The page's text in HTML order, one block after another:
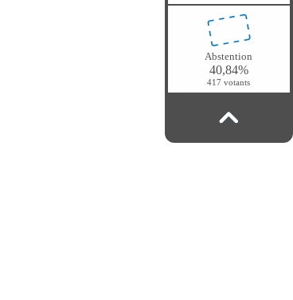
Abstention
40,84%
417 votants